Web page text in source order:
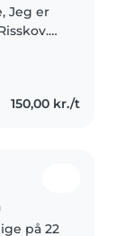
at
150,00 kr./t
på 22